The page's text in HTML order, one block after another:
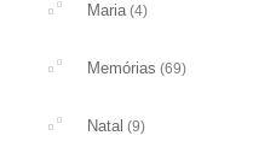
Maria (4)
Memórias (69)
Natal (9)